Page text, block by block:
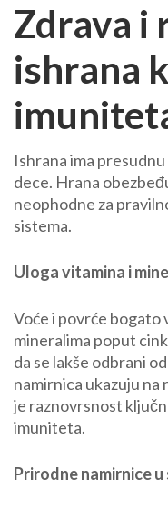
Zdrava i
ishrana
Ishrana ima
dece. Hrana
neophodne za
sistema.
Uloga vitamina i
Voće i povrće bogato
mineralima poput
da se lakše odbrani
namirnica ukazuju na
je raznovrsnost
imuniteta.
Prirodne namirnice